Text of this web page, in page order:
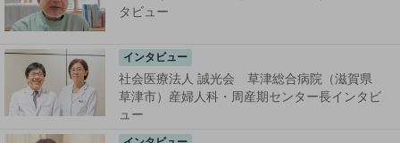
タビュー
インタビュー
社会医療法人 誠光会 草津総合病院（滋賀県
草津市）産婦人科・周産期センター長インタビ
ュー